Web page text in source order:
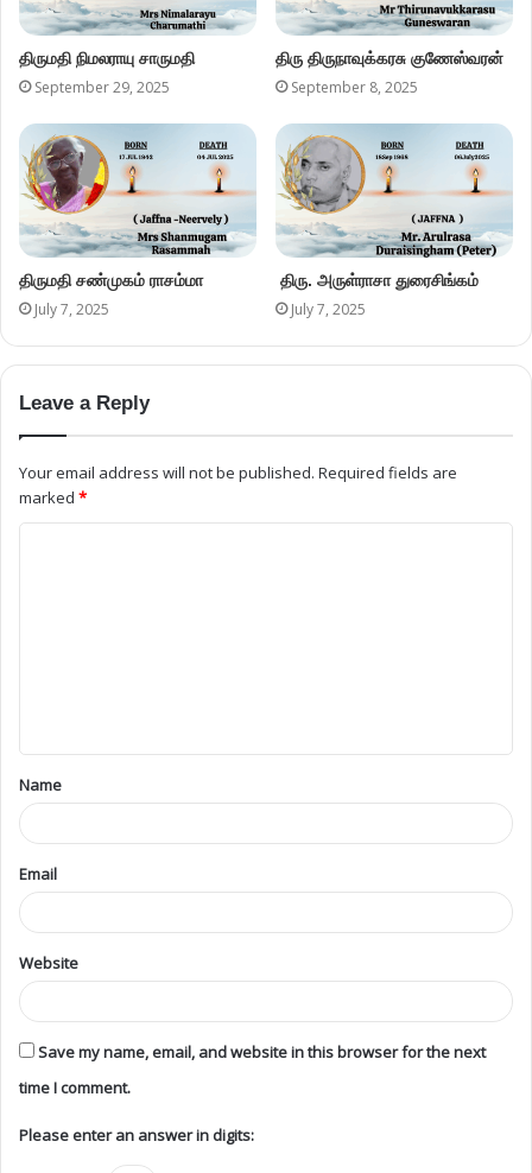
திருமதி நிமலராயு சாருமதி
September 29, 2025
திரு திருநாவுக்கரசு குணேஸ்வரன்
September 8, 2025
திருமதி சண்முகம் ராசம்மா
July 7, 2025
திரு. அருள்ராசா துரைசிங்கம்
July 7, 2025
Leave a Reply
Your email address will not be published. Required fields are
marked *
Name
Email
Website
Save my name, email, and website in this browser for the next
time I comment.
Please enter an answer in digits: